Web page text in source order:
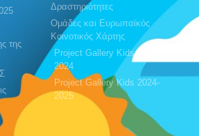
της
Δραστηριότητες
Ομάδες και Ευρωπαϊκός
Κοινοτικός Χάρτης
Project Gallery Kids 2023-
2024
Project Gallery Kids 2024-
2025